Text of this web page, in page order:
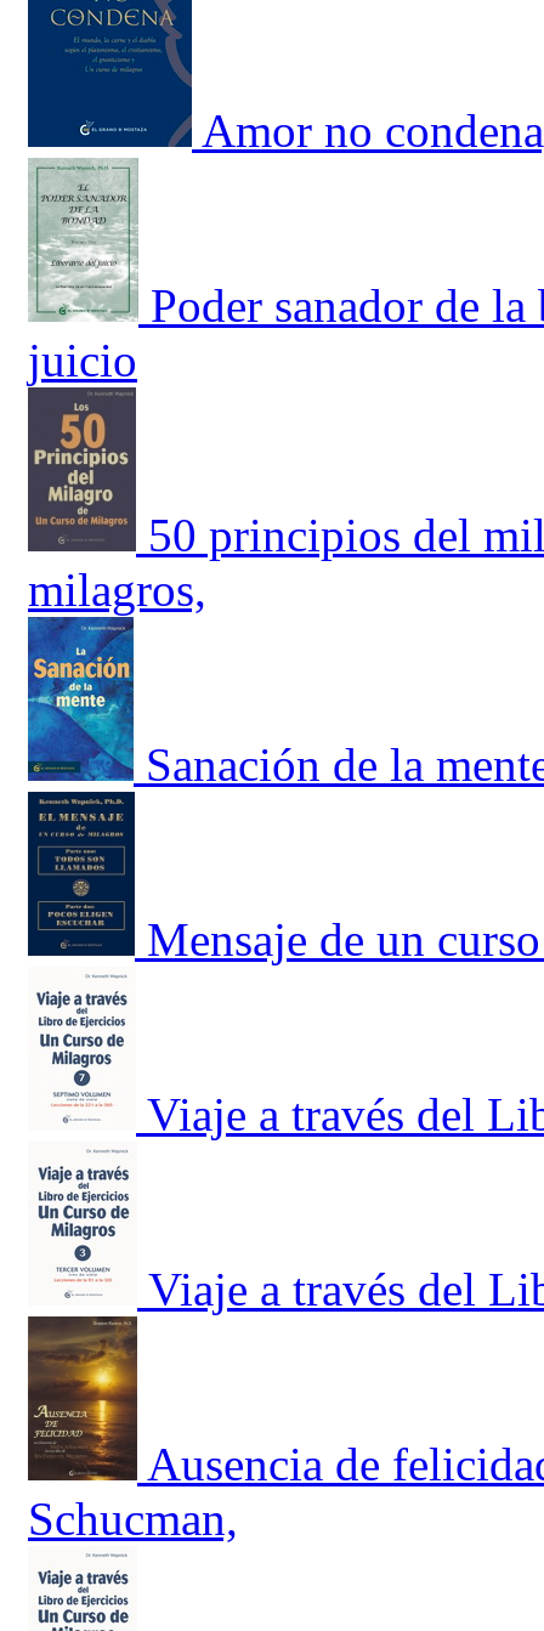
Amor no
Poder sanador de
juicio
50 principios del
milagros,
Sanación de la
Mensaje de un
Viaje a través del
Viaje a través del
Ausencia de
Schucman,